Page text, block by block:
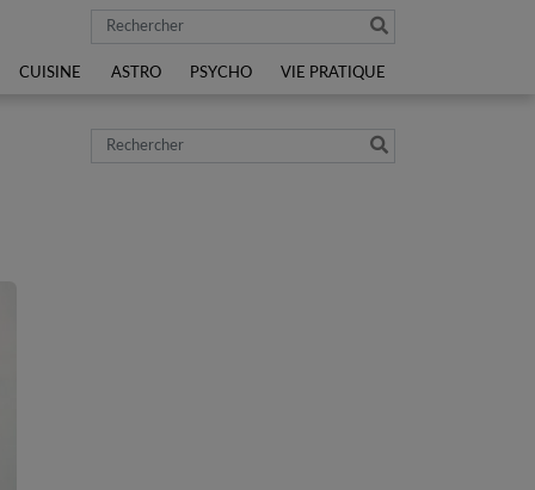
Rechercher
CUISINE ASTRO PSYCHO VIE PRATIQUE
Rechercher